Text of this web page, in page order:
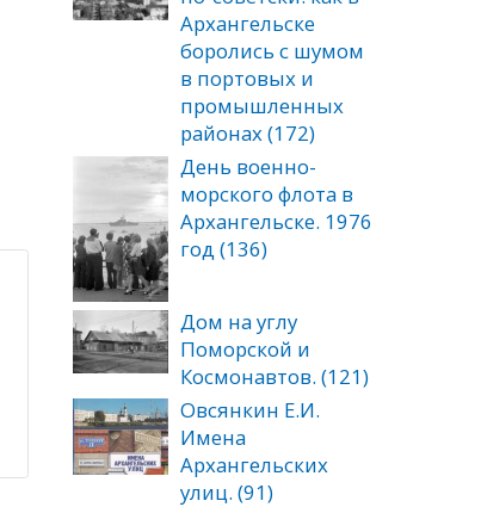
Архангельске
боролись с шумом
в портовых и
промышленных
районах (172)
День военно-
морского флота в
Архангельске. 1976
год (136)
Дом на углу
Поморской и
Космонавтов. (121)
Овсянкин Е.И.
Имена
Архангельских
улиц. (91)